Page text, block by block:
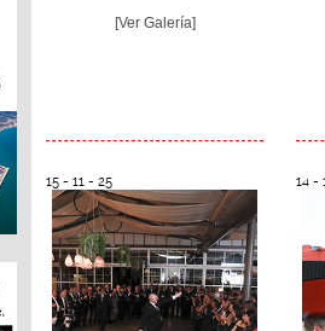
[Ver Galería]
15 - 11 - 25 14 -